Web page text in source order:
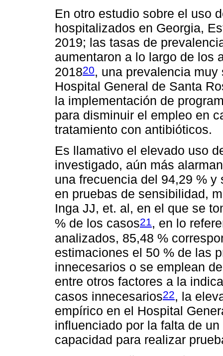
En otro estudio sobre el uso
hospitalizados en Georgia,
2019; las tasas de
aumentaron a lo largo de los
201820, una prevalencia
Hospital General de Santa
la implementación de
para disminuir el empleo en
tratamiento con antibióticos.
Es llamativo el elevado uso
investigado, aún más
una frecuencia del 94,29 %
en pruebas de sensibilidad,
Inga JJ, et. al, en el que se
% de los casos21 , en lo
analizados, 85,48 %
estimaciones el 50 % de las
innecesarios o se emplean
entre otros factores a la
casos innecesarios22, la
empírico en el Hospital
influenciado por la falta de
capacidad para realizar